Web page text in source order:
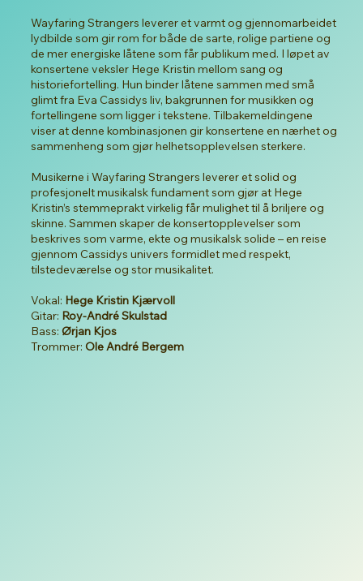
Wayfaring Strangers leverer et varmt og gjennomarbeidet
lydbilde som gir rom for både de sarte, rolige partiene og
de mer energiske låtene som får publikum med. I løpet av
konsertene veksler Hege Kristin mellom sang og
historiefortelling. Hun binder låtene sammen med små
glimt fra Eva Cassidys liv, bakgrunnen for musikken og
fortellingene som ligger i tekstene. Tilbakemeldingene
viser at denne kombinasjonen gir konsertene en nærhet og
sammenheng som gjør helhetsopplevelsen sterkere.
Musikerne i Wayfaring Strangers leverer et solid og
profesjonelt musikalsk fundament som gjør at Hege
Kristin’s stemmeprakt virkelig får mulighet til å briljere og
skinne. Sammen skaper de konsertopplevelser som
beskrives som varme, ekte og musikalsk solide – en reise
gjennom Cassidys univers formidlet med respekt,
tilstedeværelse og stor musikalitet.
Vokal: Hege Kristin Kjærvoll
Gitar: Roy-André Skulstad
Bass: Ørjan Kjos
Trommer: Ole André Bergem